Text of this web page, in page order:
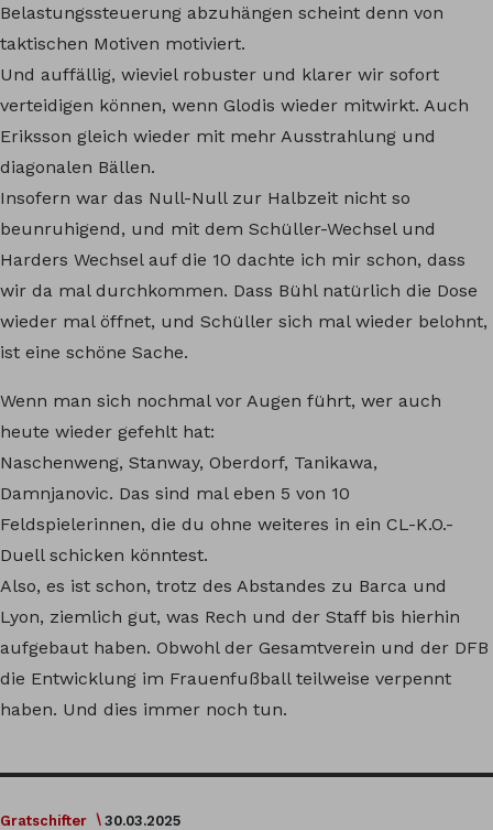
Belastungssteuerung abzuhängen scheint denn von
taktischen Motiven motiviert.
Und auffällig, wieviel robuster und klarer wir sofort
verteidigen können, wenn Glodis wieder mitwirkt. Auch
Eriksson gleich wieder mit mehr Ausstrahlung und
diagonalen Bällen.
Insofern war das Null-Null zur Halbzeit nicht so
beunruhigend, und mit dem Schüller-Wechsel und
Harders Wechsel auf die 10 dachte ich mir schon, dass
wir da mal durchkommen. Dass Bühl natürlich die Dose
wieder mal öffnet, und Schüller sich mal wieder belohnt,
ist eine schöne Sache.
Wenn man sich nochmal vor Augen führt, wer auch
heute wieder gefehlt hat:
Naschenweng, Stanway, Oberdorf, Tanikawa,
Damnjanovic. Das sind mal eben 5 von 10
Feldspielerinnen, die du ohne weiteres in ein CL-K.O.-
Duell schicken könntest.
Also, es ist schon, trotz des Abstandes zu Barca und
Lyon, ziemlich gut, was Rech und der Staff bis hierhin
aufgebaut haben. Obwohl der Gesamtverein und der DFB
die Entwicklung im Frauenfußball teilweise verpennt
haben. Und dies immer noch tun.
Gratschifter 30.03.2025